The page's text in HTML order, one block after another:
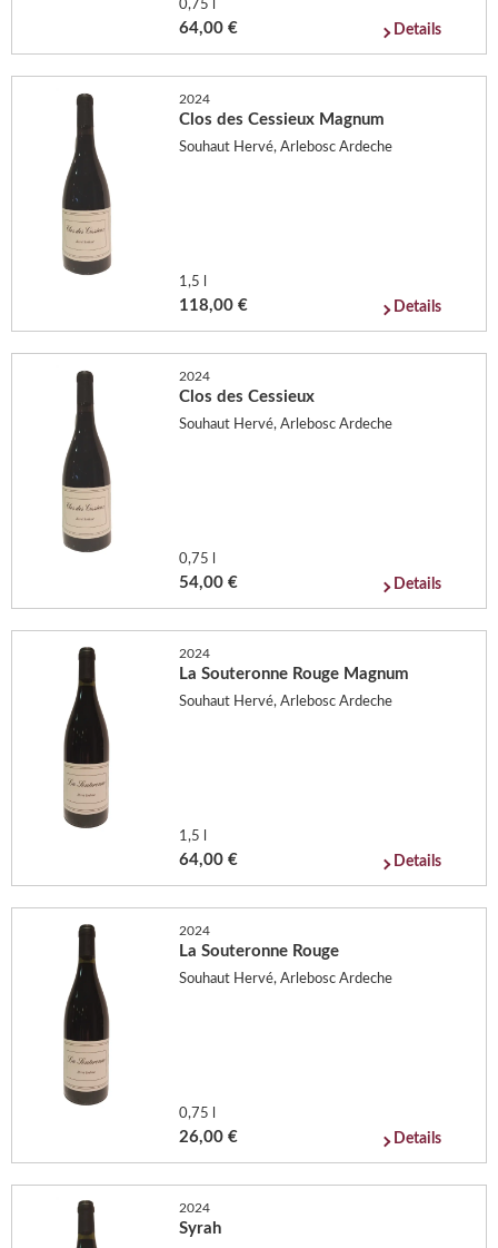
0,75 l
64,00 € Details
2024
Clos des Cessieux Magnum
Souhaut Hervé, Arlebosc Ardeche
1,5 l
118,00 € Details
2024
Clos des Cessieux
Souhaut Hervé, Arlebosc Ardeche
0,75 l
54,00 € Details
2024
La Souteronne Rouge Magnum
Souhaut Hervé, Arlebosc Ardeche
1,5 l
64,00 € Details
2024
La Souteronne Rouge
Souhaut Hervé, Arlebosc Ardeche
0,75 l
26,00 € Details
2024
Syrah